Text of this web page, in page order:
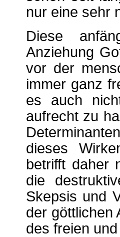
nur eine sehr
Diese
Anziehung
vor der
immer ganz
es auch
aufrecht zu
dieses
betrifft daher
die
Skepsis und
der göttlichen
des freien